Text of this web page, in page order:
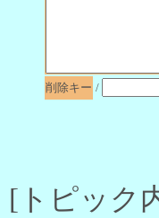
削除キー /
[トピック